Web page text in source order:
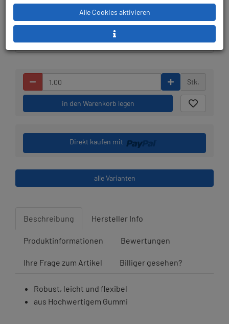
Werktagen: lagernd
Stk.
in den Warenkorb legen
Direkt kaufen mit
alle Varianten
Beschreibung Hersteller Info
Produktinformationen Bewertungen
Ihre Frage zum Artikel Billiger gesehen?
Robust, leicht und flexibel
aus Hochwertigem Gummi
Alle Cookies aktivieren